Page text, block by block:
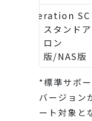
iDoperation SC
スタンドア
ロン
版/NAS版
*標準サポ
バージョン
ート対象と